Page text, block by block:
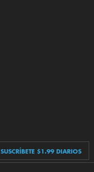
SUSCRÍBETE $1.99 DIARIOS